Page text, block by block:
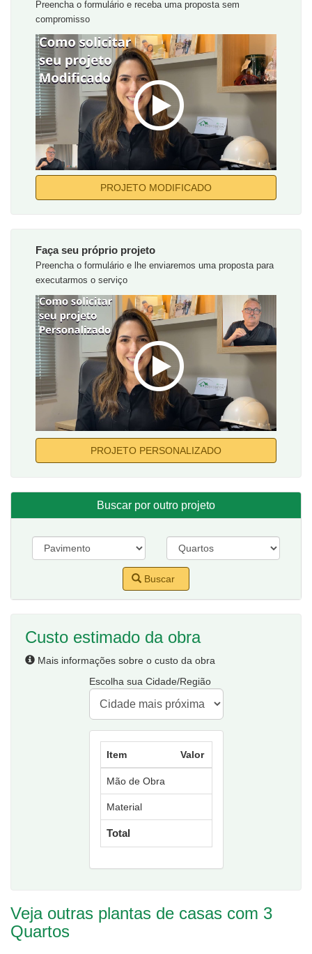
Preencha o formulário e receba uma proposta sem
compromisso
PROJETO MODIFICADO
Faça seu próprio projeto
Preencha o formulário e lhe enviaremos uma proposta para
executarmos o serviço
PROJETO PERSONALIZADO
Buscar por outro projeto
Buscar
Custo estimado da obra
Mais informações sobre o custo da obra
Escolha sua Cidade/Região
Item Valor
Mão de Obra
Material
Total
Veja outras plantas de casas com 3
Quartos